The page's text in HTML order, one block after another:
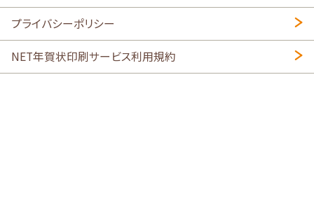
プライバシーポリシー
NET年賀状印刷サービス利用規約